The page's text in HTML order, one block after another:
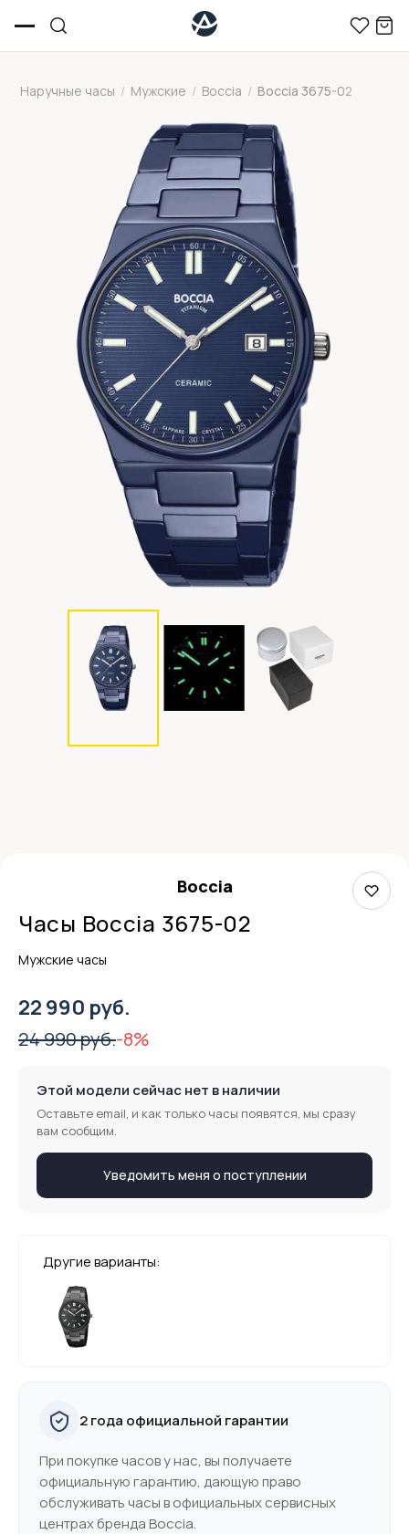
Наручные часы / Мужские / Boccia / Boccia 3675-02
Boccia
Часы Boccia 3675-02
Мужские часы
22 990 руб.
24 990 руб.-8%
Этой модели сейчас нет в наличии
Оставьте email, и как только часы появятся, мы сразу
вам сообщим.
Уведомить меня о поступлении
Другие варианты:
2 года официальной гарантии
При покупке часов у нас, вы получаете
официальную гарантию, дающую право
обслуживать часы в официальных сервисных
центрах бренда Boccia.